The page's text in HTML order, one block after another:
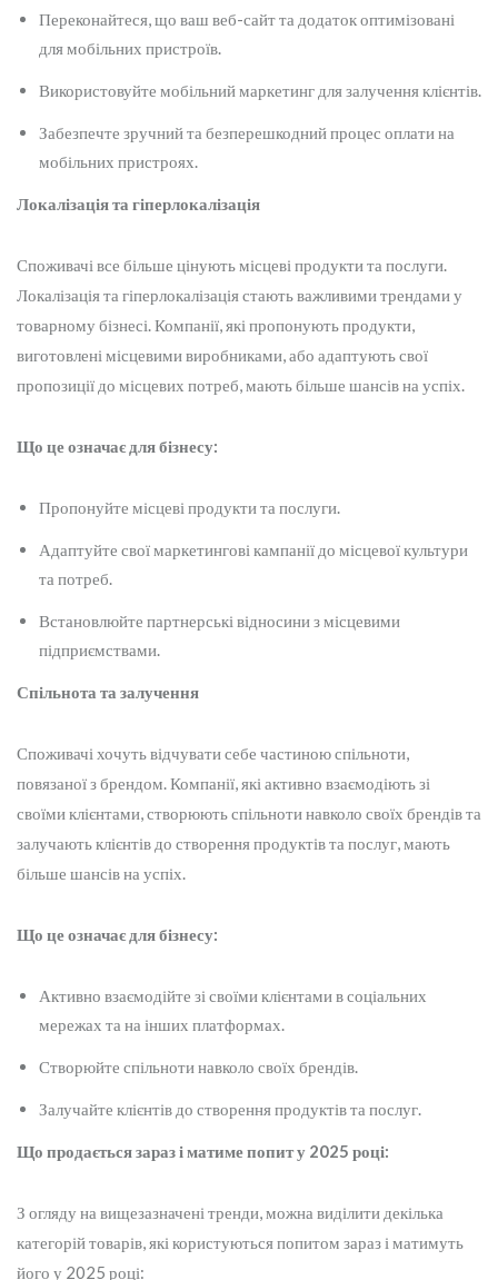
Переконайтеся, що ваш веб-сайт та додаток оптимізовані
для мобільних пристроїв.
Використовуйте мобільний маркетинг для залучення клієнтів.
Забезпечте зручний та безперешкодний процес оплати на
мобільних пристроях.
Локалізація та гіперлокалізація
Споживачі все більше цінують місцеві продукти та послуги.
Локалізація та гіперлокалізація стають важливими трендами у
товарному бізнесі. Компанії, які пропонують продукти,
виготовлені місцевими виробниками, або адаптують свої
пропозиції до місцевих потреб, мають більше шансів на успіх.
Що це означає для бізнесу:
Пропонуйте місцеві продукти та послуги.
Адаптуйте свої маркетингові кампанії до місцевої культури
та потреб.
Встановлюйте партнерські відносини з місцевими
підприємствами.
Спільнота та залучення
Споживачі хочуть відчувати себе частиною спільноти,
повязаної з брендом. Компанії, які активно взаємодіють зі
своїми клієнтами, створюють спільноти навколо своїх брендів та
залучають клієнтів до створення продуктів та послуг, мають
більше шансів на успіх.
Що це означає для бізнесу:
Активно взаємодійте зі своїми клієнтами в соціальних
мережах та на інших платформах.
Створюйте спільноти навколо своїх брендів.
Залучайте клієнтів до створення продуктів та послуг.
Що продається зараз і матиме попит у 2025 році:
З огляду на вищезазначені тренди, можна виділити декілька
категорій товарів, які користуються попитом зараз і матимуть
його у 2025 році: